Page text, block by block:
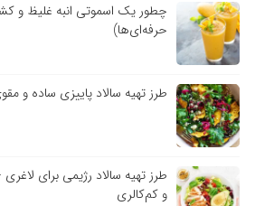
چطور یک اسموتی انبه غلیظ و
حرفه‌ای‌ها)
طرز تهیه سالاد پاییزی ساده و مقوی با
طرز تهیه سالاد رژیمی برای لاغری
و کم‌کالری